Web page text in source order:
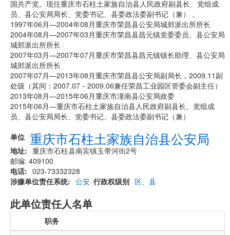
国共产党。现任重庆市石柱土家族自治县人民政府副县长、党组成
员、县公安局局长、党委书记、县委政法委副书记（兼） 。
1997年06月—2004年08月重庆市荣昌县公安局城郊派出所所长
2004年08月—2007年03月重庆市荣昌县昌元镇党委委员、县公安局
城郊派出所所长
2007年03月—2007年07月重庆市荣昌县昌元镇镇长助理、县公安局
城郊派出所所长
2007年07月—2013年08月重庆市荣昌县公安局副局长，2009.11副
处级（其间：2007.07－2009.06兼任荣昌工业园区管委会副主任）
2013年08月—2015年06月重庆市潼南县公安局政委
2015年06月—重庆市石柱土家族自治县人民政府副县长、党组成
员、县公安局局长、党委书记、县委政法委副书记（兼）
单位 重庆市石柱土家族自治县公安局
地址
重庆市石柱县南宾镇玉带河街2号
邮编: 409100
电话
023-73332328
涉嫌单位责任系统
公安 行政权级别 区、县
此单位责任人名单
职务